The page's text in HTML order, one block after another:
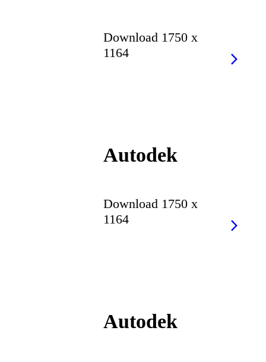
Download 1750 x
1164
Autodek
Download 1750 x
1164
Autodek